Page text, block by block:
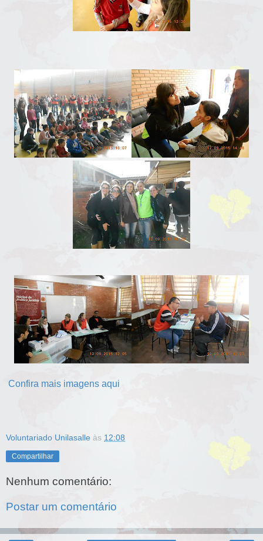
Confira mais imagens aqui
Voluntariado Unilasalle às 12:08
Compartilhar
Nenhum comentário:
Postar um comentário